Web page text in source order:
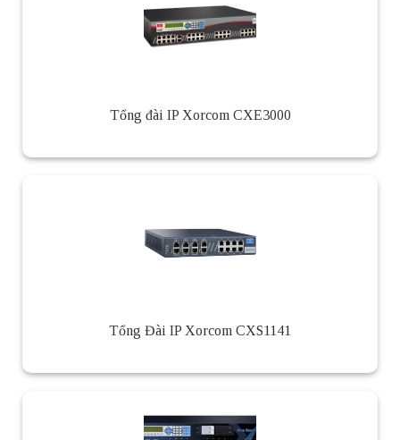
Tổng đài IP Xorcom CXE3000
Tổng Đài IP Xorcom CXS1141